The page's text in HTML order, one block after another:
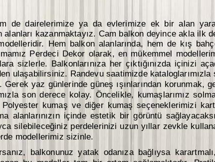
de dairelerimize ya da evlerimize ek bir alan
kazanmaktayız. Cam balkon deyince akla ilk
Hem balkon alanlarında, hem de kış
Perdeci Dekor olarak, en mükemmel
sizlerle. Balkonlarınıza her çıktığınızda içinizi
ulaşabilirsiniz. Randevu saatimizde kataloglarımızla
yaz günlerinde güneş ışınlarından korunmak,
son derece kolay. Öncelikle, kumaşlarımız
kumaş ve diğer kumaş seçeneklerimizi
alanlarınızın içinde estetik bir görüntü
silebileceğiniz perdelerinizi uzun yıllar zevkle
modellerimiz sizinle.
balkonunuz yatak odanıza bağlıysa